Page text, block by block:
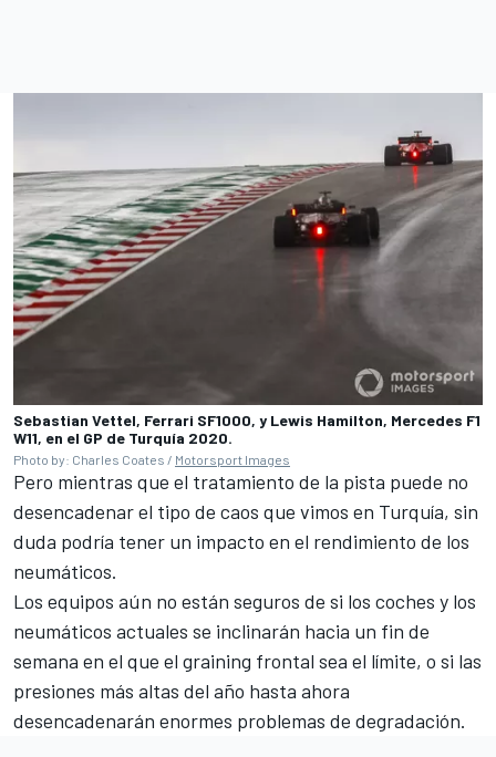
Sebastian Vettel, Ferrari SF1000, y Lewis Hamilton, Mercedes F1
W11, en el GP de Turquía 2020.
Photo by: Charles Coates / Motorsport Images
Pero mientras que el tratamiento de la pista puede no
desencadenar el tipo de caos que vimos en Turquía, sin
duda podría tener un impacto en el rendimiento de los
neumáticos.
Los equipos aún no están seguros de si los coches y los
neumáticos actuales se inclinarán hacia un fin de
semana en el que el graining frontal sea el límite, o si las
presiones más altas del año hasta ahora
desencadenarán enormes problemas de degradación.